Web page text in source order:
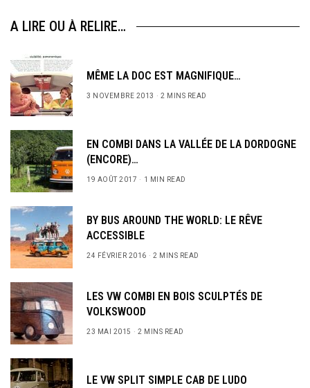
A LIRE OU À RELIRE…
MÊME LA DOC EST MAGNIFIQUE…
3 NOVEMBRE 2013 2 MINS READ
EN COMBI DANS LA VALLÉE DE LA DORDOGNE
(ENCORE)…
19 AOÛT 2017 1 MIN READ
BY BUS AROUND THE WORLD: LE RÊVE
ACCESSIBLE
24 FÉVRIER 2016 2 MINS READ
LES VW COMBI EN BOIS SCULPTÉS DE
VOLKSWOOD
23 MAI 2015 2 MINS READ
LE VW SPLIT SIMPLE CAB DE LUDO